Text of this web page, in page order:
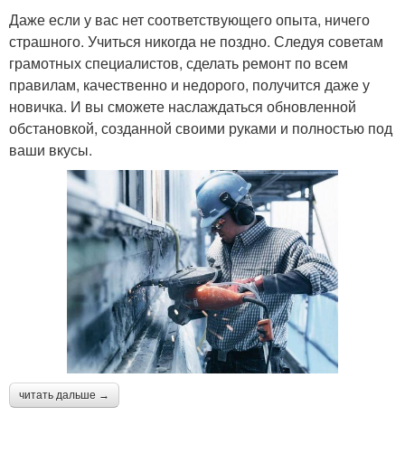
Даже если у вас нет соответствующего опыта, ничего
страшного. Учиться никогда не поздно. Следуя советам
грамотных специалистов, сделать ремонт по всем
правилам, качественно и недорого, получится даже у
новичка. И вы сможете наслаждаться обновленной
обстановкой, созданной своими руками и полностью под
ваши вкусы.
читать дальше →